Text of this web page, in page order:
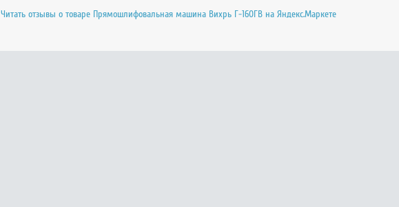
Читать отзывы о товаре Прямошлифовальная машина Вихрь Г-160ГВ на Яндекс.Маркете